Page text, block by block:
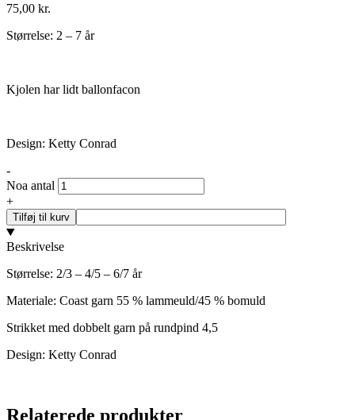
75,00 kr.
Størrelse: 2 – 7 år
Kjolen har lidt ballonfacon
Design: Ketty Conrad
-
Noa antal
+
Tilføj til kurv
Beskrivelse
Størrelse: 2/3 – 4/5 – 6/7 år
Materiale: Coast garn 55 % lammeuld/45 % bomuld
Strikket med dobbelt garn på rundpind 4,5
Design: Ketty Conrad
Relaterede produkter